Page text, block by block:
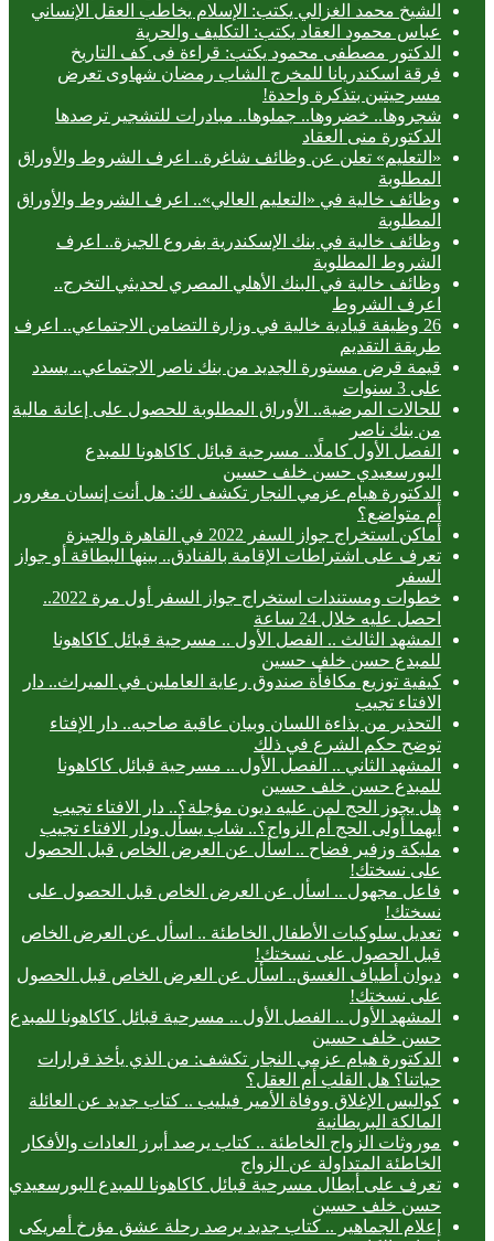
الشيخ محمد الغزالي يكتب: الإسلام يخاطب العقل الإنساني
عباس محمود العقاد يكتب: التكليف والحرية
الدكتور مصطفى محمود يكتب: قراءة فى كف التاريخ
فرقة اسكندريانا للمخرج الشاب رمضان شهاوى تعرض
مسرحيتين بتذكرة واحدة!
شجروها.. خضروها.. جملوها.. مبادرات للتشجير ترصدها
الدكتورة منى العقاد
«التعليم» تعلن عن وظائف شاغرة.. اعرف الشروط والأوراق
المطلوبة
وظائف خالية في «التعليم العالي».. اعرف الشروط والأوراق
المطلوبة
وظائف خالية في بنك الإسكندرية بفروع الجيزة.. اعرف
الشروط المطلوبة
وظائف خالية في البنك الأهلي المصري لحديثي التخرج..
اعرف الشروط
26 وظيفة قيادية خالية في وزارة التضامن الاجتماعي.. اعرف
طريقة التقديم
قيمة قرض مستورة الجديد من بنك ناصر الاجتماعي.. يسدد
على 3 سنوات
للحالات المرضية.. الأوراق المطلوبة للحصول على إعانة مالية
من بنك ناصر
الفصل الأول كاملًا.. مسرحية قبائل كاكاهونا للمبدع
البورسعيدي حسن خلف حسين
الدكتورة هيام عزمي النجار تكشف لك: هل أنت إنسان مغرور
أم متواضع؟
أماكن استخراج جواز السفر 2022 في القاهرة والجيزة
تعرف على اشتراطات الإقامة بالفنادق.. بينها البطاقة أو جواز
السفر
خطوات ومستندات استخراج جواز السفر أول مرة 2022..
احصل عليه خلال 24 ساعة
المشهد الثالث .. الفصل الأول .. مسرحية قبائل كاكاهونا
للمبدع حسن خلف حسين
كيفية توزيع مكافأة صندوق رعاية العاملين في الميراث.. دار
الافتاء تجيب
التحذير من بذاءة اللسان وبيان عاقبة صاحبه.. دار الإفتاء
توضح حكم الشرع في ذلك
المشهد الثاني .. الفصل الأول .. مسرحية قبائل كاكاهونا
للمبدع حسن خلف حسين
هل يجوز الحج لمن عليه ديون مؤجلة؟.. دار الافتاء تجيب
أيهما أولى الحج أم الزواج؟.. شاب يسأل ودار الافتاء تجيب
مليكة وزفير فضاح .. اسأل عن العرض الخاص قبل الحصول
على نسختك!
فاعل مجهول .. اسأل عن العرض الخاص قبل الحصول على
نسختك!
تعديل سلوكيات الأطفال الخاطئة .. اسأل عن العرض الخاص
قبل الحصول على نسختك!
ديوان أطياف الغسق.. اسأل عن العرض الخاص قبل الحصول
على نسختك!
المشهد الأول .. الفصل الأول .. مسرحية قبائل كاكاهونا للمبدع
حسن خلف حسين
الدكتورة هيام عزمي النجار تكشف: من الذي يأخذ قرارات
حياتنا؟ هل القلب أم العقل؟
كواليس الإغلاق ووفاة الأمير فيليب .. كتاب جديد عن العائلة
المالكة البريطانية
موروثات الزواج الخاطئة .. كتاب يرصد أبرز العادات والأفكار
الخاطئة المتداولة عن الزواج
تعرف على أبطال مسرحية قبائل كاكاهونا للمبدع البورسعيدي
حسن خلف حسين
إعلام الجماهير .. كتاب جديد يرصد رحلة عشق مؤرخ أمريكى